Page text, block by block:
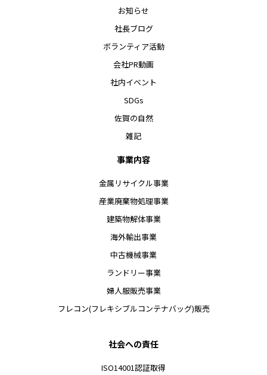
お知らせ
社長ブログ
ボランティア活動
会社PR動画
社内イベント
SDGs
佐賀の自然
雑記
事業内容
金属リサイクル事業
産業廃棄物処理事業
建築物解体事業
海外輸出事業
中古機械事業
ランドリー事業
婦人服販売事業
フレコン(フレキシブルコンテナバッグ)販売
社会への責任
ISO14001認証取得